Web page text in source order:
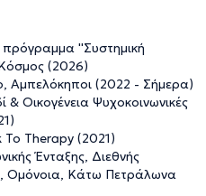
πρόγραμμα ''Συστημική
(2026)
Αμπελόκηποι (2022 - Σήμερα)
Οικογένεια Ψυχοκοινωνικές
To Therapy (2021)
Ένταξης, Διεθνής
Ομόνοια, Κάτω Πετράλωνα